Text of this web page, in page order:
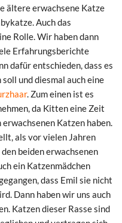
ältere erwachsene Katze
Auch das
Rolle. Wir haben dann
Erfahrungsberichte
dafür entschieden, dass es
und diesmal auch eine
. Zum einen ist es
da Kitten eine Zeit
Katzen haben.
als vor vielen Jahren
beiden erwachsenen
ein Katzenmädchen
dass Emil sie nicht
Dann haben wir uns auch
Katzen dieser Rasse sind